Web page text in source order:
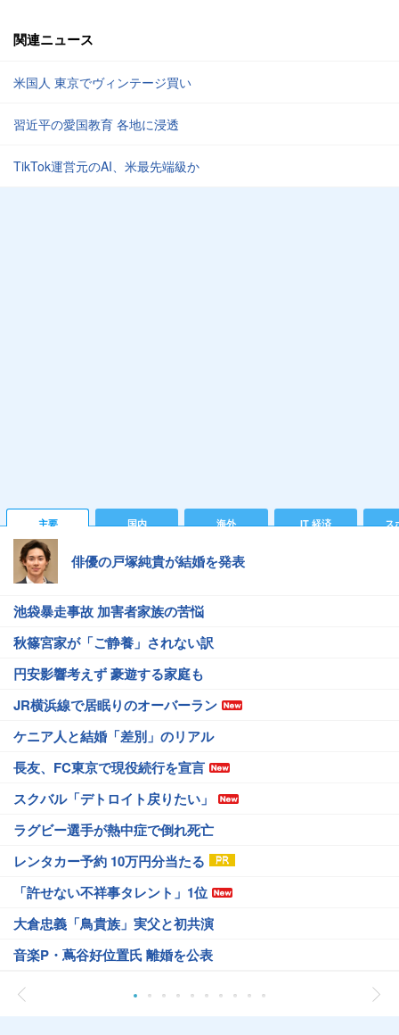
関連ニュース
米国人 東京でヴィンテージ買い
習近平の愛国教育 各地に浸透
TikTok運営元のAI、米最先端級か
主要 国内 海外 IT 経済 ス
俳優の戸塚純貴が結婚を発表
池袋暴走事故 加害者家族の苦悩
秋篠宮家が「ご静養」されない訳
円安影響考えず 豪遊する家庭も
JR横浜線で居眠りのオーバーラン
ケニア人と結婚「差別」のリアル
長友、FC東京で現役続行を宣言
スクバル「デトロイト戻りたい」
ラグビー選手が熱中症で倒れ死亡
レンタカー予約 10万円分当たる
「許せない不祥事タレント」1位
大倉忠義「鳥貴族」実父と初共演
音楽P・蔦谷好位置氏 離婚を公表